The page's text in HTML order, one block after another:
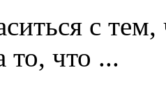
с
то, что ...